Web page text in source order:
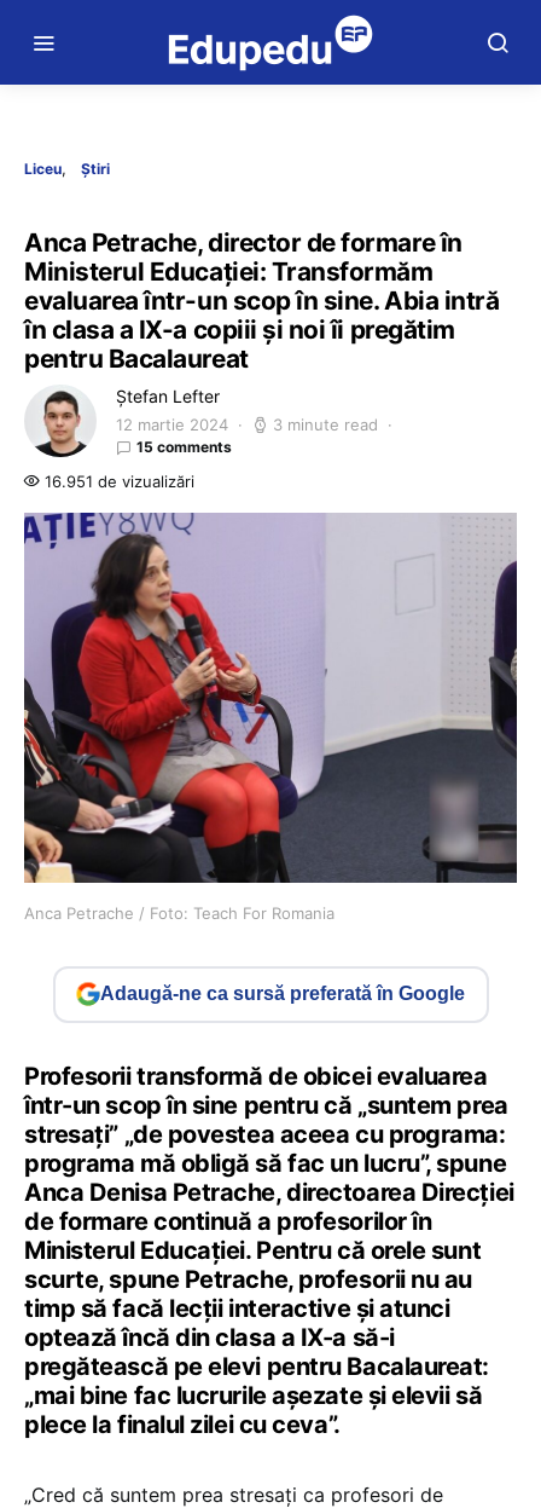
Liceu Știri
Anca Petrache, director de formare în
Ministerul Educației: Transformăm
evaluarea într-un scop în sine. Abia intră
în clasa a IX-a copiii și noi îi pregătim
pentru Bacalaureat
Ștefan Lefter
12 martie 2024 3 minute read
15 comments
16.951 de vizualizări
Anca Petrache / Foto: Teach For Romania
Adaugă-ne ca sursă preferată în Google
Profesorii transformă de obicei evaluarea
într-un scop în sine pentru că „suntem prea
stresați” „de povestea aceea cu programa:
programa mă obligă să fac un lucru”, spune
Anca Denisa Petrache, directoarea Direcției
de formare continuă a profesorilor în
Ministerul Educației. Pentru că orele sunt
scurte, spune Petrache, profesorii nu au
timp să facă lecții interactive și atunci
optează încă din clasa a IX-a să-i
pregătească pe elevi pentru Bacalaureat:
„mai bine fac lucrurile așezate și elevii să
plece la finalul zilei cu ceva”.
„Cred că suntem prea stresați ca profesori de